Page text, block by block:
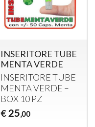
INSERITORE TUBE
MENTA VERDE
INSERITORETUBE
MENTAVERDE –
BOX 10 PZ
€ 25,00